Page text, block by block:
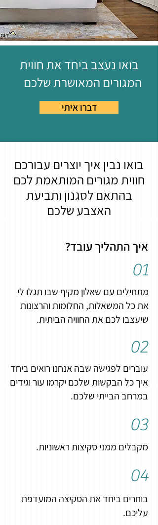
בואו נעצב ביחד את חווית
המגורים המאושרת שלכם
דברו איתי
בואו נבין איך יוצרים עבורכם
חווית מגורים המותאמת לכם
בהתאם לסגנון ותביעת
האצבע שלכם
איך התהליך עובד?
01
מתחילים עם שאלון מקיף שבו תגלו לי
את כל המשאלות, החלומות והרצונות
שיעצבו לכם את החוויה הביתית.
02
עוברים לפגישה שבה אנחנו רואים ביחד
איך כל הבקשות שלכם יקרמו עור וגידים
במרחב הבייתי שלכם.
03
מקבלים ממני סקיצות ראשוניות.
04
בוחרים ביחד את הסקיצה המועדפת
עליכם.